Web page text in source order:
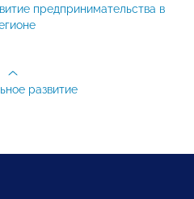
предпринимательства в
развитие